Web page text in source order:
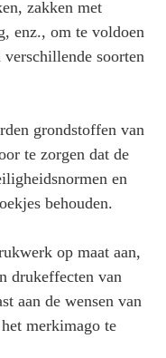
zakken met
enz., om te voldoen
soorten
grondstoffen van
te zorgen dat de
en
behouden.
op maat aan,
drukeffecten van
aan de wensen van
merkimago te